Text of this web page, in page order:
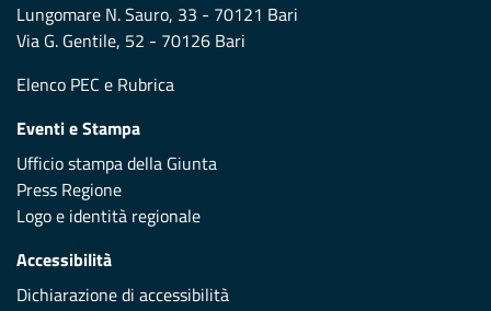
Lungomare N. Sauro, 33 - 70121 Bari
Via G. Gentile, 52 - 70126 Bari
Elenco PEC e Rubrica
Eventi e Stampa
Ufficio stampa della Giunta
Press Regione
Logo e identità regionale
Accessibilità
Dichiarazione di accessibilità